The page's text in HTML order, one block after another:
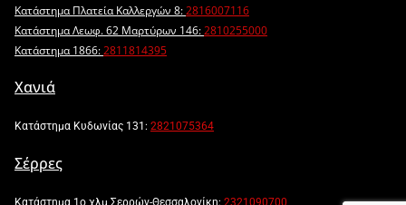
Κατάστημα Πλατεία Καλλεργών 8:2816007116
Κατάστημα Λεωφ. 62 Μαρτύρων 146:2810255000
Κατάστημα 1866:2811814395
Χανιά
Κατάστημα Κυδωνίας 131: 2821075364
Σέρρες
Κατάστημα 1ο χλμ Σερρών-Θεσσαλονίκη: 2321090700